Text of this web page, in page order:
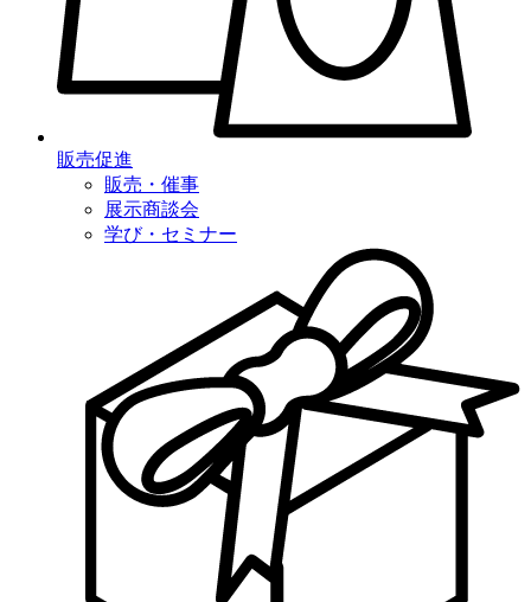
販売促進
販売・催事
展示商談会
学び・セミナー